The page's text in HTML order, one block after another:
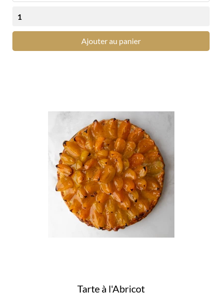
Ajouter au panier
Tarte à l'Abricot